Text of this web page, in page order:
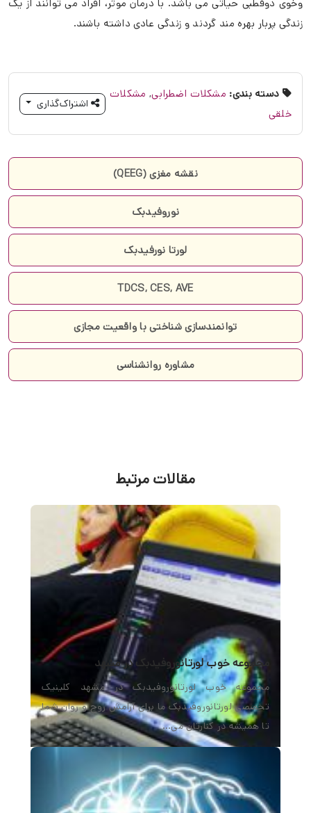
وخوی دوقطبی حياتی می باشد. با درمان موثر، افراد می توانند از يک
زندگی پربار بهره مند گردند و زندگی عادی داشته باشند.
دسته بندی: مشکلات اضطرابی, مشکلات
خلقی
اشتراک‌گذاری
نقشه مغزی (QEEG)
نوروفیدبک
لورتا نورفیدبک
TDCS, CES, AVE
توانمندسازی شناختی با واقعیت مجازی
مشاوره روانشناسی
مقالات مرتبط
مجموعه خوب لورتانوروفیدبک در مشهد
مجموعه خوب لورتانوروفیدبک در مشهد کلینیک
تخصصی لورتانوروفیدبک ما برای آرامش روح و روان شما
تا همیشه در کنارتان می…